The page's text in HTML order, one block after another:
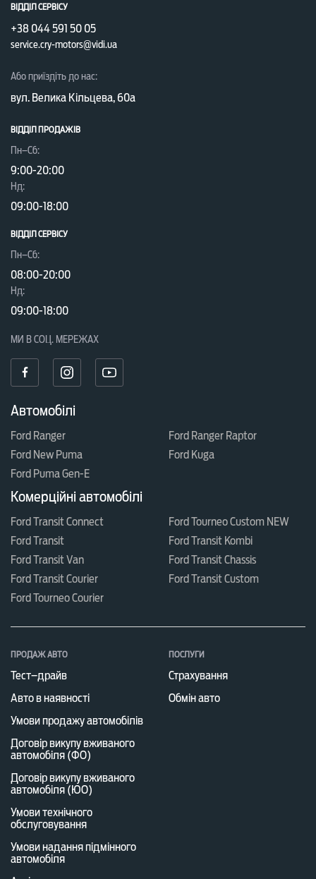
ВІДДІЛ СЕРВІСУ
+38 044 591 50 05
service.cry-motors@vidi.ua
Або приїздіть до нас:
вул. Велика Кільцева, 60а
ВІДДІЛ ПРОДАЖІВ
Пн–Сб:
9:00-20:00
Нд:
09:00-18:00
ВІДДІЛ CЕРВІСУ
Пн–Сб:
08:00-20:00
Нд:
09:00-18:00
МИ В СОЦ. МЕРЕЖАХ
Автомобілі
Ford Ranger
Ford Ranger Raptor
Ford New Puma
Ford Kuga
Ford Puma Gen-E
Комерційні автомобілі
Ford Transit Connect
Ford Tourneo Custom NEW
Ford Transit
Ford Transit Kombi
Ford Transit Van
Ford Transit Chassis
Ford Transit Courier
Ford Transit Custom
Ford Tourneo Courier
ПРОДАЖ АВТО
Тест–драйв
Авто в наявності
Умови продажу автомобілів
Договір викупу вживаного
автомобіля (ФО)
Договір викупу вживаного
автомобіля (ЮО)
Умови технічного
обслуговування
Умови надання підмінного
автомобіля
ПОСЛУГИ
Страхування
Обмін авто